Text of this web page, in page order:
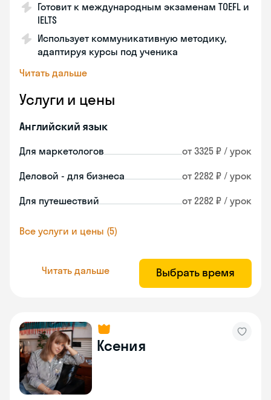
Готовит к международным экзаменам TOEFL и
IELTS
Использует коммуникативную методику,
адаптируя курсы под ученика
Читать дальше
Услуги и цены
Английский язык
Для маркетологов от 3325 ₽ / урок
Деловой - для бизнеса от 2282 ₽ / урок
Для путешествий от 2282 ₽ / урок
Все услуги и цены (5)
Читать дальше Выбрать время
Ксения